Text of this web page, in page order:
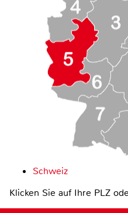
Schweiz
Klicken Sie auf Ihre PLZ